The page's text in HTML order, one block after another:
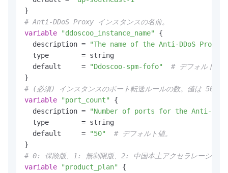
# Anti-DDoS Proxy インスタンスの名前。
variable
"ddoscoo_instance_name"
{
  description =
"The name of the Anti-DDoS Proxy
  type        = string
  default     =
"Ddoscoo-spm-fofo"
# デフォルト値
# (必須) インスタンスのポート転送ルールの数。値は 50 以
variable
"port_count"
{
  description =
"Number of ports for the Anti-
  type        = string
  default     =
"50"
# デフォルト値。
# 0: 保険版、1: 無制限版、2: 中国本土アクセラレーショ
variable
"product_plan"
{